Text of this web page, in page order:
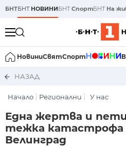
БНТБНТ НОВИНИБНТСпортБНТ На
НовиниСвятСпорт
НАЗАД
Начало Регионални У нас
Една жертва и
тежка катастрофа
Велинград